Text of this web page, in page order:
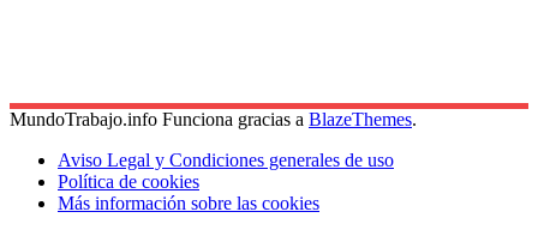
MundoTrabajo.info Funciona gracias a BlazeThemes.
Aviso Legal y Condiciones generales de uso
Política de cookies
Más información sobre las cookies